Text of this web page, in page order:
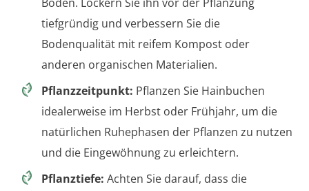
Boden. Lockern Sie ihn vor der Pflanzung
tiefgründig und verbessern Sie die
Bodenqualität mit reifem Kompost oder
anderen organischen Materialien.
Pflanzzeitpunkt: Pflanzen Sie Hainbuchen
idealerweise im Herbst oder Frühjahr, um die
natürlichen Ruhephasen der Pflanzen zu nutzen
und die Eingewöhnung zu erleichtern.
Pflanztiefe: Achten Sie darauf, dass die